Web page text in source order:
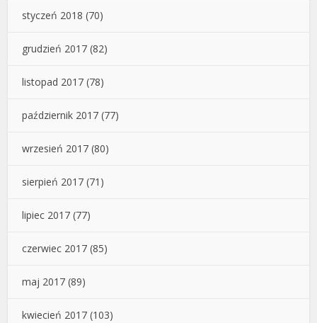
styczeń 2018 (70)
grudzień 2017 (82)
listopad 2017 (78)
październik 2017 (77)
wrzesień 2017 (80)
sierpień 2017 (71)
lipiec 2017 (77)
czerwiec 2017 (85)
maj 2017 (89)
kwiecień 2017 (103)